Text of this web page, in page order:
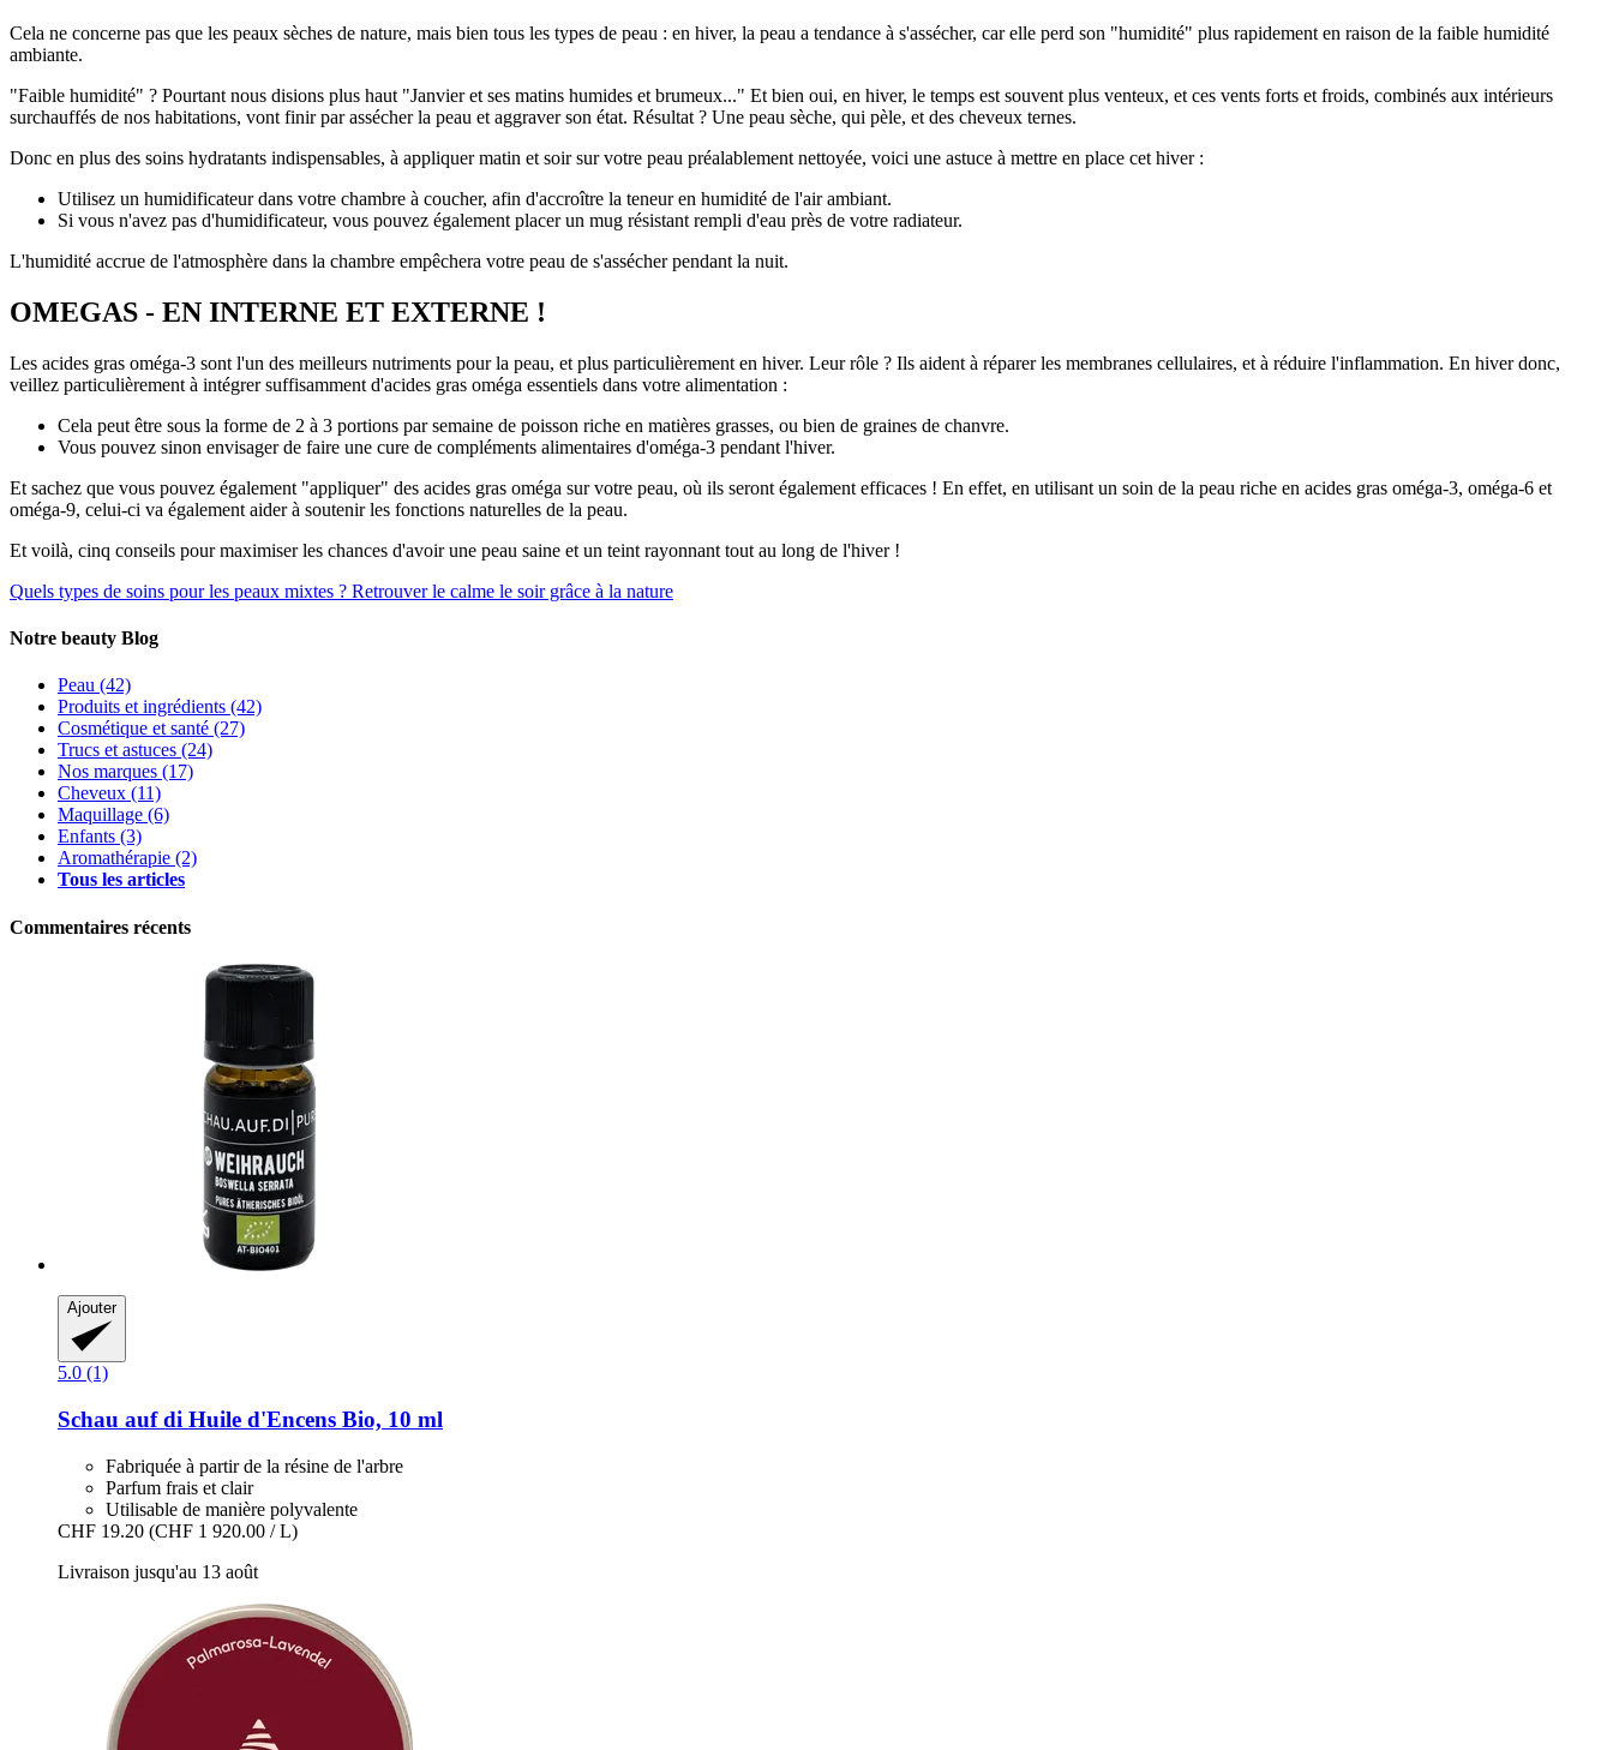
Cela ne concerne pas que les peaux sèches de nature, mais bien tous les types de peau : en hiver, la peau a tendance à s'assécher, car elle perd son "humidité" plus rapidement en raison de la faible humidité
ambiante.
"Faible humidité" ? Pourtant nous disions plus haut "Janvier et ses matins humides et brumeux..." Et bien oui, en hiver, le temps est souvent plus venteux, et ces vents forts et froids, combinés aux intérieurs
surchauffés de nos habitations, vont finir par assécher la peau et aggraver son état. Résultat ? Une peau sèche, qui pèle, et des cheveux ternes.
Donc en plus des soins hydratants indispensables, à appliquer matin et soir sur votre peau préalablement nettoyée, voici une astuce à mettre en place cet hiver :
Utilisez un humidificateur dans votre chambre à coucher, afin d'accroître la teneur en humidité de l'air ambiant.
Si vous n'avez pas d'humidificateur, vous pouvez également placer un mug résistant rempli d'eau près de votre radiateur.
L'humidité accrue de l'atmosphère dans la chambre empêchera votre peau de s'assécher pendant la nuit.
OMEGAS - EN INTERNE ET EXTERNE !
Les acides gras oméga-3 sont l'un des meilleurs nutriments pour la peau, et plus particulièrement en hiver. Leur rôle ? Ils aident à réparer les membranes cellulaires, et à réduire l'inflammation. En hiver donc,
veillez particulièrement à intégrer suffisamment d'acides gras oméga essentiels dans votre alimentation :
Cela peut être sous la forme de 2 à 3 portions par semaine de poisson riche en matières grasses, ou bien de graines de chanvre.
Vous pouvez sinon envisager de faire une cure de compléments alimentaires d'oméga-3 pendant l'hiver.
Et sachez que vous pouvez également "appliquer" des acides gras oméga sur votre peau, où ils seront également efficaces ! En effet, en utilisant un soin de la peau riche en acides gras oméga-3, oméga-6 et
oméga-9, celui-ci va également aider à soutenir les fonctions naturelles de la peau.
Et voilà, cinq conseils pour maximiser les chances d'avoir une peau saine et un teint rayonnant tout au long de l'hiver !
Quels types de soins pour les peaux mixtes ? Retrouver le calme le soir grâce à la nature
Notre beauty Blog
Peau (42)
Produits et ingrédients (42)
Cosmétique et santé (27)
Trucs et astuces (24)
Nos marques (17)
Cheveux (11)
Maquillage (6)
Enfants (3)
Aromathérapie (2)
Tous les articles
Commentaires récents
Ajouter
5.0 (1)
Schau auf di Huile d'Encens Bio, 10 ml
Fabriquée à partir de la résine de l'arbre
Parfum frais et clair
Utilisable de manière polyvalente
CHF 19.20 (CHF 1 920.00 / L)
Livraison jusqu'au 13 août